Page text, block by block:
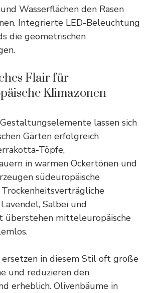
Wasserflächen den Rasen
Integrierte LED-Beleuchtung
die geometrischen
Flair für
Klimazonen
lassen sich
Gärten erfolgreich
Töpfe,
in warmen Ockertönen und
südeuropäische
Salbei und
überstehen mitteleuropäische
in diesem Stil oft große
und reduzieren den
erheblich. Olivenbäume in